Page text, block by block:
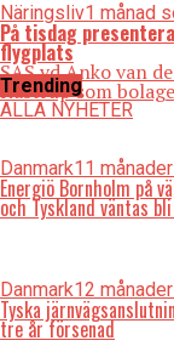
Näringsliv1 månad
På tisdag
flygplats
SAS vd Anko van
Kastrup som
ALLA NYHETER
Trending
Danmark11
Energiö Bornholm på
och Tyskland väntas
Danmark12
Tyska
tre år försenad